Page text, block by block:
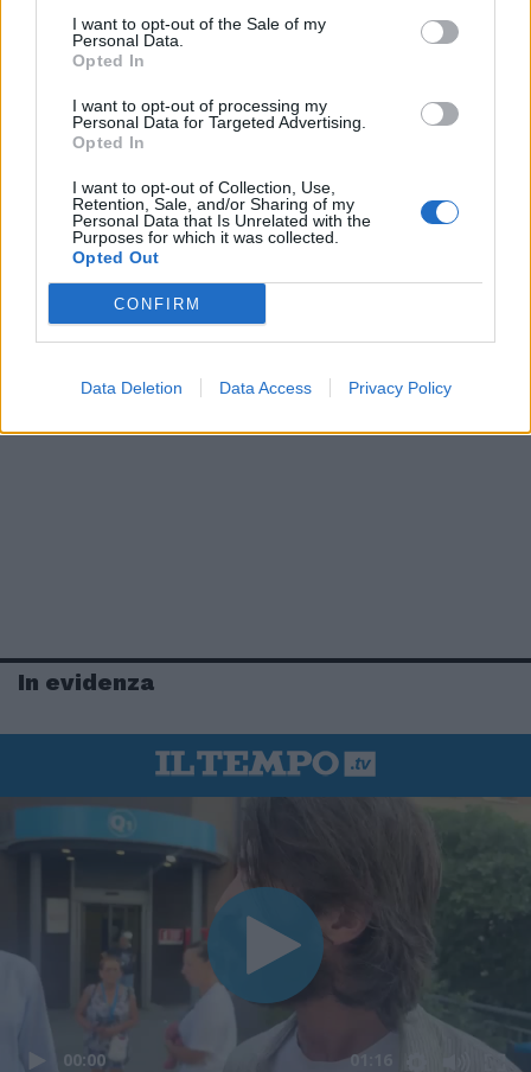
I want to opt-out of the Sale of my
Personal Data.
Opted In
I want to opt-out of processing my
Personal Data for Targeted Advertising.
Opted In
I want to opt-out of Collection, Use,
Retention, Sale, and/or Sharing of my
Personal Data that Is Unrelated with the
Purposes for which it was collected.
Opted Out
CONFIRM
Data Deletion Data Access Privacy Policy
In evidenza
00:00 01:16